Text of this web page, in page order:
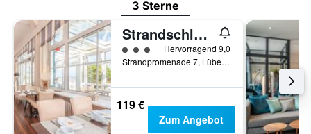
3 Sterne
Strandschlösschen
Bewertungskategorie 3
Hervorragend 9,0
Strandpromenade 7, Lübeck, Schleswig-Holstein, Deutschland
119 €
Zum Angebot